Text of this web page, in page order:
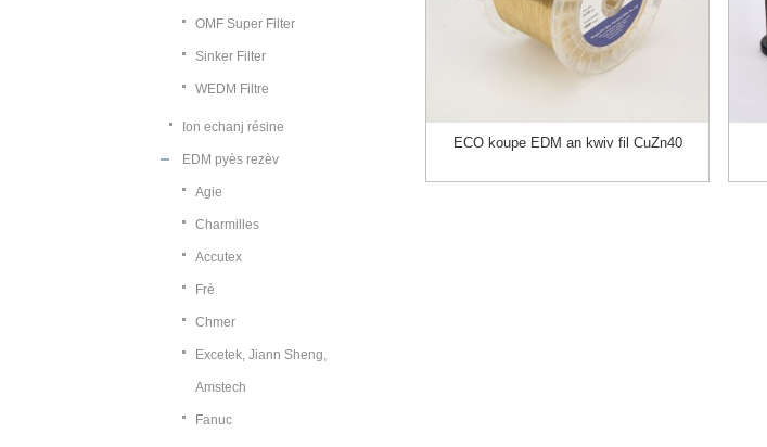
OMF Super Filter
Sinker Filter
WEDM Filtre
Ion echanj résine
EDM pyès rezèv
Agie
Charmilles
Accutex
Frè
Chmer
Excetek, Jiann Sheng,
Amstech
Fanuc
ECO koupe EDM an kwiv fil CuZn40